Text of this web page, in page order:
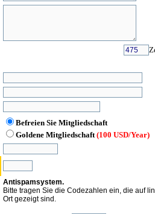
Befreien Sie Mitgliedschaft
Goldene Mitgliedschaft(100 USD/Year)
Antispamsystem.
Bitte tragen Sie die Codezahlen ein, die auf
Ort gezeigt sind.